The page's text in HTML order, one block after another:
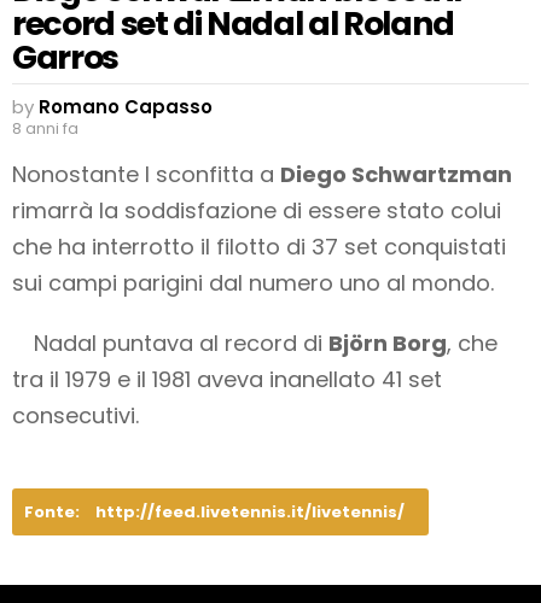
record set di Nadal al Roland
Garros
by Romano Capasso
8 anni fa
Nonostante l sconfitta a Diego Schwartzman
rimarrà la soddisfazione di essere stato colui
che ha interrotto il filotto di 37 set conquistati
sui campi parigini dal numero uno al mondo.
Nadal puntava al record di Björn Borg, che
tra il 1979 e il 1981 aveva inanellato 41 set
consecutivi.
Fonte: http://feed.livetennis.it/livetennis/